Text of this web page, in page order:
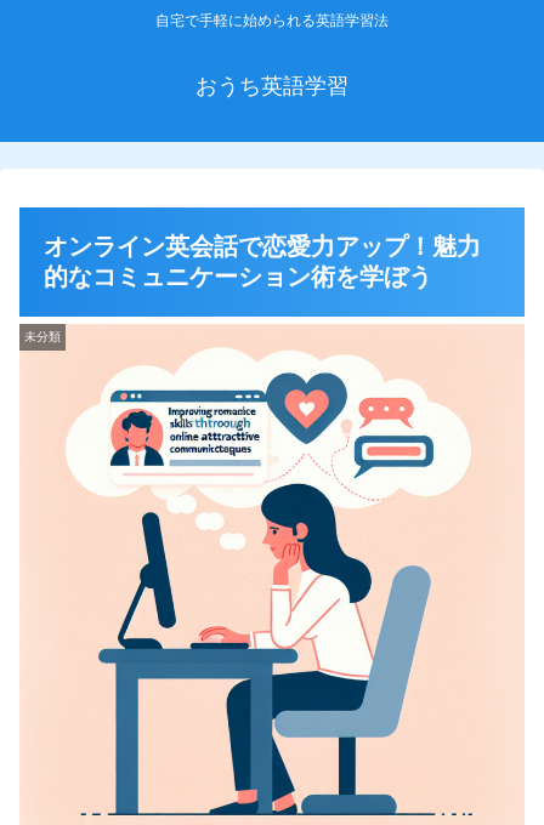
自宅で手軽に始められる英語学習法
おうち英語学習
オンライン英会話で恋愛力アップ！魅力
的なコミュニケーション術を学ぼう
未分類